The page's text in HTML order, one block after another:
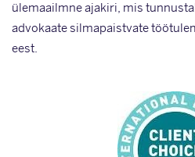
ülemaailmne ajakiri, mis
advokaate silmapaistvate
eest.